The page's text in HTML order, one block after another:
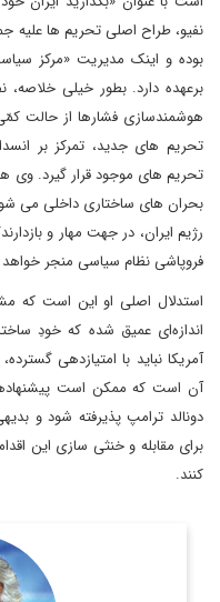
نفیو، طراح اصلی تحریم ها علیه
بوده و اینک مدیریت «مرکز
برعهده دارد. بطور خیلی خلاصه،
هوشمندسازی فشارها از حالت
تحریم های جدید، تمرکز بر
تحریم های موجود قرار گیرد. وی
بحران های ساختاری داخلی می شود
رژیم ایران، در جهت مهار و
فروپاشی نظام سیاسی منجر
استدلال اصلی او این است که
اندازه‌ای عمیق شده که خودِ
آمریکا نباید با امتیازدهی
آن است که ممکن است
دونالد ترامپ پذیرفته شود و
برای مقابله و خنثی سازی این
کنند.
کارشناس